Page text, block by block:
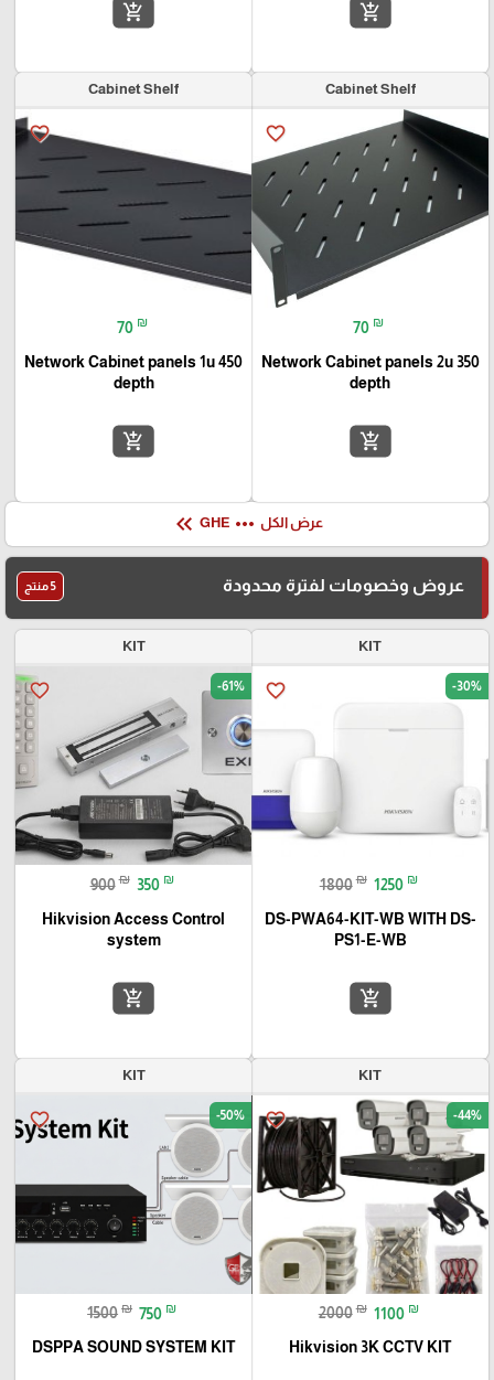
add_shopping_cart
add_shopping_cart
Cabinet Shelf
favorite_border
70 ₪
Network Cabinet panels 2u 350
depth
add_shopping_cart
Cabinet Shelf
favorite_border
70 ₪
Network Cabinet panels 1u 450
depth
add_shopping_cart
عرض الكل more_horiz
keyboard_double_arrow_left
عروض وخصومات لفترة محدودة 5 منتج
KIT
favorite_border -30%
1800 ₪ 1250 ₪
DS-PWA64-KIT-WB WITH DS-
PS1-E-WB
add_shopping_cart
KIT
favorite_border -61%
900 ₪ 350 ₪
Hikvision Access Control
system
add_shopping_cart
KIT
favorite_border -44%
2000 ₪ 1100 ₪
Hikvision 3K CCTV KIT
KIT
favorite_border -50%
1500 ₪ 750 ₪
DSPPA SOUND SYSTEM KIT